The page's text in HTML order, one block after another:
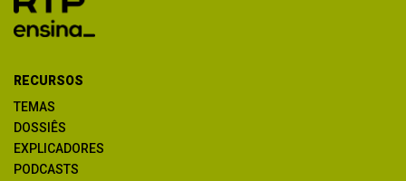
RECURSOS
TEMAS
DOSSIÊS
EXPLICADORES
PODCASTS